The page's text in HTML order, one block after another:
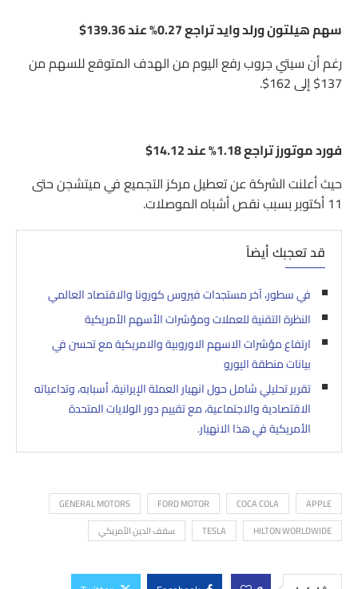
سهم هيلتون ورلد وايد تراجع 0.27% عند 139.36$
رغم أن سيتي جروب رفع اليوم من الهدف المتوقع للسهم من
137$ إلى 162$.
فورد موتورز تراجع 1.18% عند 14.12$
حيث أعلنت الشركة عن تعطيل مركز التجميع في ميتشجن حتى
11 أكتوبر بسبب نقص أشباه الموصلات.
قد تعجبك أيضاً
في سطور، آخر مستجدات فيروس كورونا والاقتصاد العالمي
النظرة التقنية للعملات ومؤشرات الأسهم الأمريكية
ارتفاع مؤشرات الاسهم الاوروبية والامريكية مع تحسن في
بيانات منطقة اليورو
تقرير تحليلي شامل حول انهيار العملة الإيرانية، أسبابه، وتداعياته
الاقتصادية والاجتماعية، مع تقييم دور الولايات المتحدة
الأمريكية في هذا الانهيار.
APPLE
COCA COLA
FORD MOTOR
GENERAL MOTORS
HILTON WORLDWIDE
TESLA سقف الدين الأمريكي